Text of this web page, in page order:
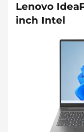
Lenovo
inch Intel